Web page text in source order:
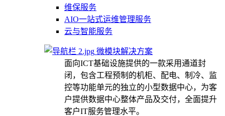
维保服务
AIO一站式运维管理服务
云与智能服务
微模块解决方案
面向ICT基础设施提供的一款采用通道封
闭，包含工程预制的机柜、配电、制冷、监
控等功能单元的独立的小型数据中心，为客
户提供数据中心整体产品及交付，全面提升
客户IT服务管理水平。